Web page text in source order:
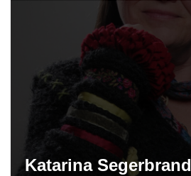
Katarina Segerbrand